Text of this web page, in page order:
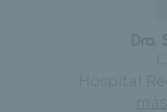
Dra.
Hospital